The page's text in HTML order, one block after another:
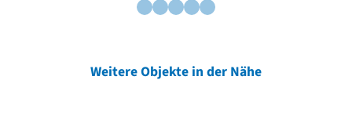
Weitere Objekte in der Nähe